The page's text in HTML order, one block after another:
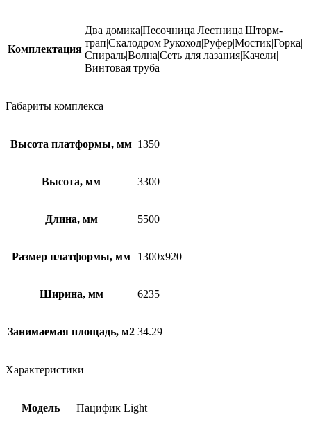
Комплектация
Два домика|Песочница|Лестница|Шторм-
трап|Скалодром|Рукоход|Руфер|Мостик|Горка|
Спираль|Волна|Сеть для лазания|Качели|
Винтовая труба
Габариты комплекса
Высота платформы, мм 1350
Высота, мм 3300
Длина, мм 5500
Размер платформы, мм 1300х920
Ширина, мм 6235
Занимаемая площадь, м2 34.29
Характеристики
Модель Пацифик Light